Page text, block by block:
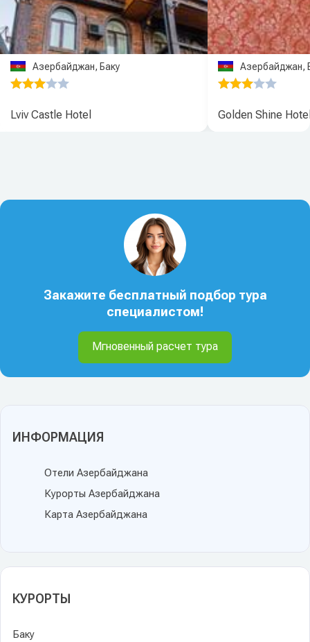
ИНФОРМАЦИЯ
Отели Азербайджана
Курорты Азербайджана
Карта Азербайджана
КУРОРТЫ
Баку
Азербайджан, Баку
Lviv Castle Hotel
Азербайджан,
Golden Shine
Закажите бесплатный подбор тура
специалистом!
Мгновенный расчет тура